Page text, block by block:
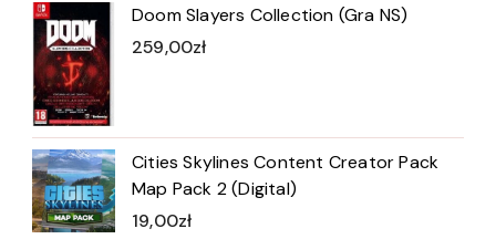
Doom Slayers Collection (Gra NS)
259,00zł
Cities Skylines Content Creator Pack
Map Pack 2 (Digital)
19,00zł